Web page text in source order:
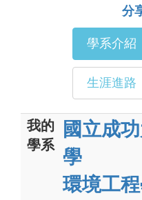
分
學系介紹
生涯進路
我的
學系
國立成
學
環境工